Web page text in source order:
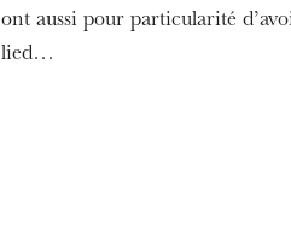
ont aussi pour particularité
lied…